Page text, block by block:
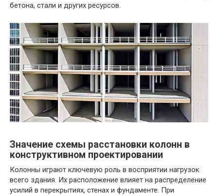
бетона, стали и других ресурсов.
Значение схемы расстановки колонн в
конструктивном проектировании
Колонны играют ключевую роль в восприятии нагрузок
всего здания. Их расположение влияет на распределение
усилий в перекрытиях, стенах и фундаменте. При